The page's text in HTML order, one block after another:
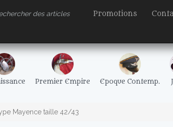
Promotions
Premier Empire Epoque Contemp.
Mayence taille 42/43